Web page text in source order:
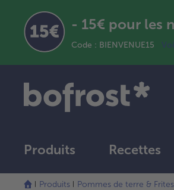
- 15€ pour les
Code : BIENVENUE15
Produits Recettes
Produits Pommes de terre & Frites